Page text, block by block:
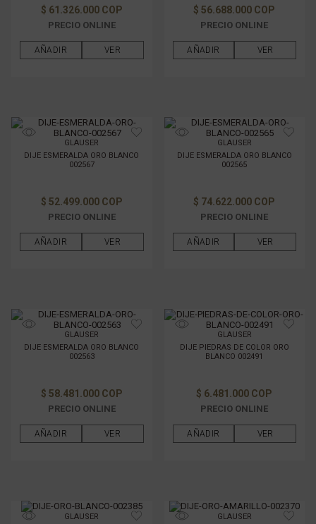
$ 61.326.000 COP
PRECIO ONLINE
AÑADIR VER
$ 56.688.000 COP
PRECIO ONLINE
AÑADIR VER
GLAUSER
DIJE ESMERALDA ORO BLANCO
002567
$ 52.499.000 COP
PRECIO ONLINE
AÑADIR VER
GLAUSER
DIJE ESMERALDA ORO BLANCO
002565
$ 74.622.000 COP
PRECIO ONLINE
AÑADIR VER
GLAUSER
DIJE ESMERALDA ORO BLANCO
002563
$ 58.481.000 COP
PRECIO ONLINE
AÑADIR VER
GLAUSER
DIJE PIEDRAS DE COLOR ORO
BLANCO 002491
$ 6.481.000 COP
PRECIO ONLINE
AÑADIR VER
GLAUSER
GLAUSER